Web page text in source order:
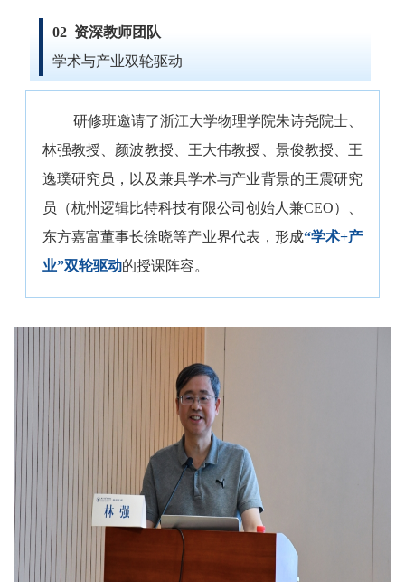
02 资深教师团队
学术与产业双轮驱动
研修班邀请了浙江大学物理学院朱诗尧院士、
林强教授、颜波教授、王大伟教授、景俊教授、王
逸璞研究员，以及兼具学术与产业背景的王震研究
员（杭州逻辑比特科技有限公司创始人兼CEO）、
东方嘉富董事长徐晓等产业界代表，形成“学术+产
业”双轮驱动的授课阵容。